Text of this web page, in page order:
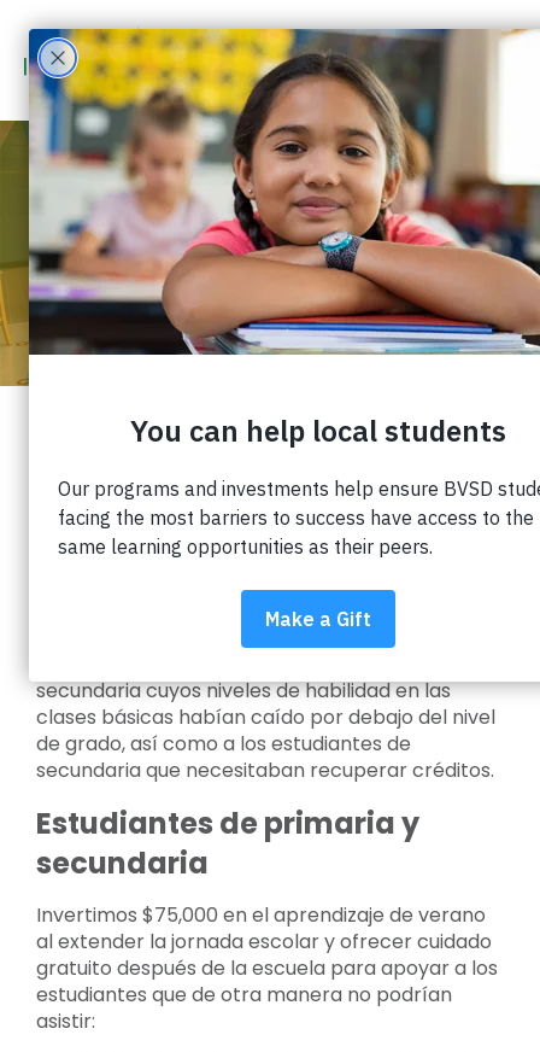
CÓMO APOYAMOS EL
APRENDIZAJE DE VERANO
DE BVSD
Publicado: 7 de octubre de 2021 |
Cuota:
Durante el verano, apoyamos a los estudiantes
K-12 en el Distrito Escolar del Valle de Boulder
que necesitaban ponerse al día con el
aprendizaje inconcluso. Nuestras inversiones
secundaria cuyos niveles de habilidad en las
clases básicas habían caído por debajo del nivel
de grado, así como a los estudiantes de
secundaria que necesitaban recuperar créditos.
Estudiantes de primaria y
secundaria
Invertimos $75,000 en el aprendizaje de verano
al extender la jornada escolar y ofrecer cuidado
gratuito después de la escuela para apoyar a los
estudiantes que de otra manera no podrían
asistir: